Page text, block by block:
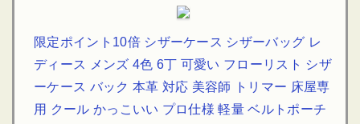
限定ポイント10倍 シザーケース シザーバッグ レ
ディース メンズ 4色 6丁 可愛い フローリスト シザ
ーケース バック 本革 対応 美容師 トリマー 床屋専
用 クール かっこいい プロ仕様 軽量 ベルトポーチ